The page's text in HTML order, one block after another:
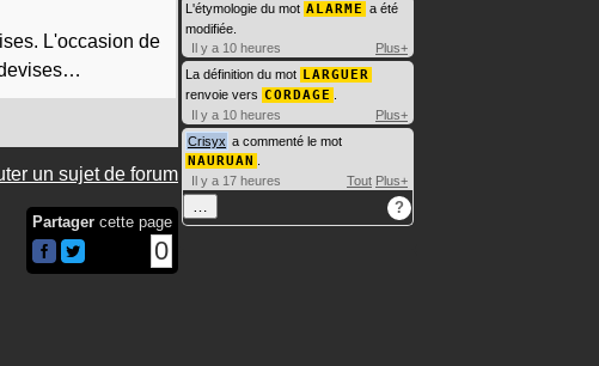
L'occasion de
…
un sujet de forum
Partager cette page
0
L'étymologie du mot ALARME a été
modifiée.
Il y a 10 heures
Plus+
La définition du mot LARGUER
renvoie vers CORDAGE
Il y a 10 heures
Plus+
Crisyx a commenté le mot
NAURUAN
Il y a 17 heures
Tout Plus+
… ?